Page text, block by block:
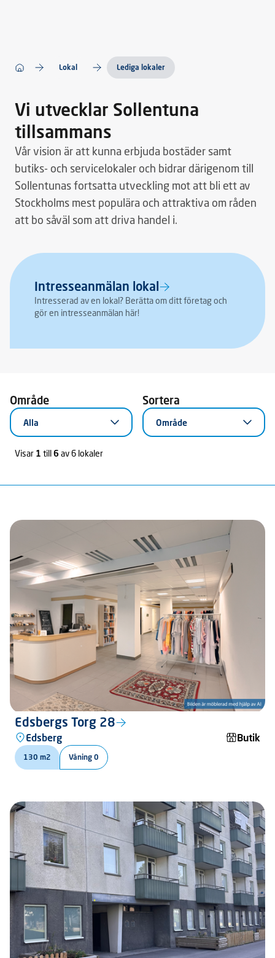
Lokal Lediga lokaler
Vi utvecklar Sollentuna
tillsammans
Vår vision är att kunna erbjuda bostäder samt
butiks- och servicelokaler och bidrar därigenom till
Sollentunas fortsatta utveckling mot att bli ett av
Stockholms mest populära och attraktiva om råden
att bo såväl som att driva handel i.
Intresseanmälan lokal
Intresserad av en lokal? Berätta om ditt företag och
gör en intresseanmälan här!
Område
Alla
Sortera
Område
Visar 1 till6 av 6 lokaler
Edsbergs Torg 28
Edsberg Butik
130 m2 Våning 0